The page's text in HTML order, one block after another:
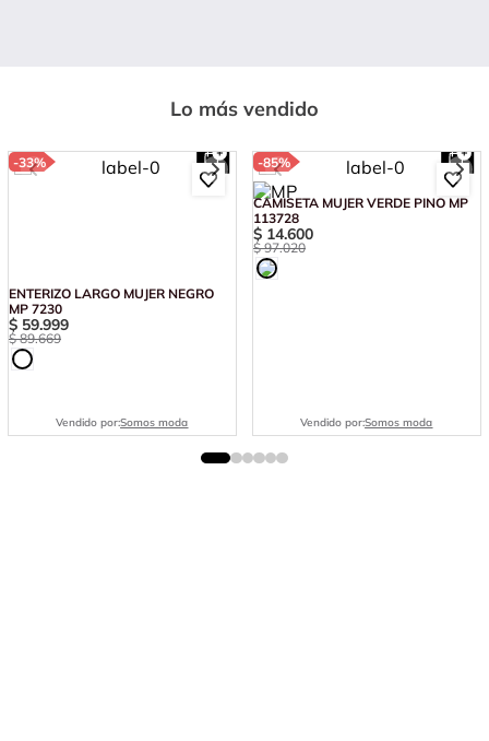
Lo más vendido
-33%
Vendido por:
-85%
CAMISETA MUJER VERDE PINO MP
113728
$ 14.600
$ 97.020